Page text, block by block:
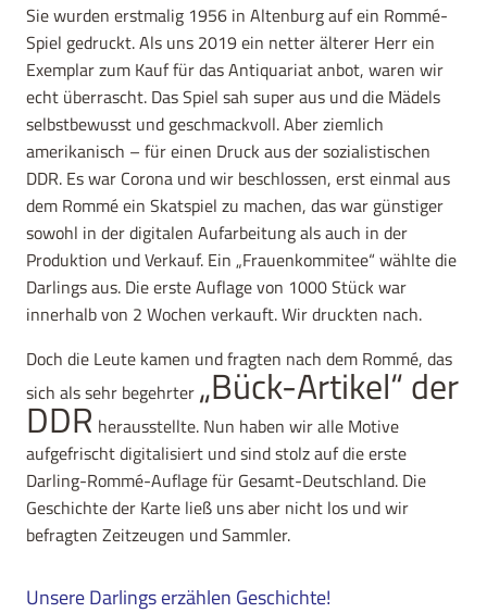
Sie wurden erstmalig 1956 in Altenburg auf ein Rommé-
Spiel gedruckt. Als uns 2019 ein netter älterer Herr ein
Exemplar zum Kauf für das Antiquariat anbot, waren wir
echt überrascht. Das Spiel sah super aus und die Mädels
selbstbewusst und geschmackvoll. Aber ziemlich
amerikanisch – für einen Druck aus der sozialistischen
DDR. Es war Corona und wir beschlossen, erst einmal aus
dem Rommé ein Skatspiel zu machen, das war günstiger
sowohl in der digitalen Aufarbeitung als auch in der
Produktion und Verkauf. Ein „Frauenkommitee“ wählte die
Darlings aus. Die erste Auflage von 1000 Stück war
innerhalb von 2 Wochen verkauft. Wir druckten nach.
Doch die Leute kamen und fragten nach dem Rommé, das
sich als sehr begehrter „Bück-Artikel“ der
DDR herausstellte. Nun haben wir alle Motive
aufgefrischt digitalisiert und sind stolz auf die erste
Darling-Rommé-Auflage für Gesamt-Deutschland. Die
Geschichte der Karte ließ uns aber nicht los und wir
befragten Zeitzeugen und Sammler.
Unsere Darlings erzählen Geschichte!